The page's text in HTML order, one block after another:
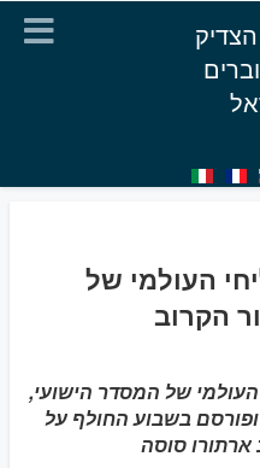
העולמי של
הקרוב
של המסדר הישועי,
בשבוע החולף על
סוסה